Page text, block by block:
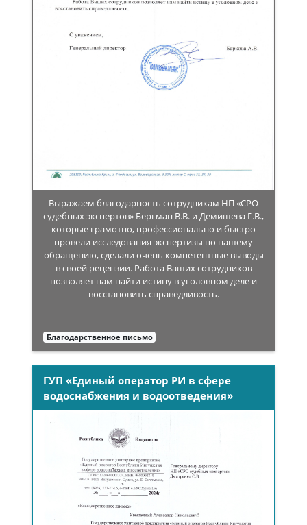
ГУП «Единый оператор РИ в сфере
водоснабжения и водоотведения»
Выражаем благодарность сотрудникам НП «СРО
судебных экспертов» Бергман В.В. и Демишева Г.В.,
которые грамотно, профессионально и быстро
провели исследования экспертизы по нашему
обращению, сделали очень компетентные выводы
в своей рецензии. Работа Ваших сотрудников
позволяет нам найти истину в уголовном деле и
восстановить справедливость.
Благодарственное письмо